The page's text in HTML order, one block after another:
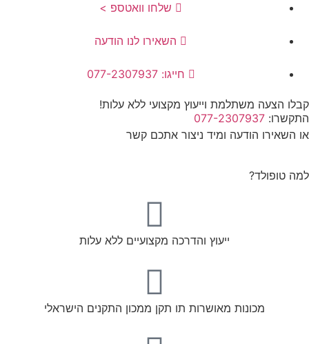
שלחו וואטספ >
השאירו לנו הודעה
חייגו: 077-2307937
קבלו הצעה משתלמת וייעוץ מקצועי ללא עלות!
התקשרו: 077-2307937
או השאירו הודעה ומיד ניצור אתכם קשר
למה טופולד?
ייעוץ והדרכה מקצועיים ללא עלות
מכונות מאושרות תו תקן ממכון התקנים הישראלי